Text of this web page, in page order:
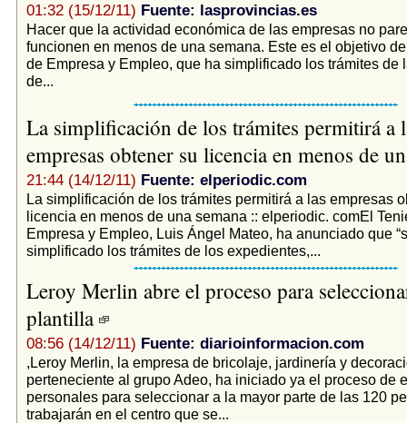
01:32 (15/12/11) Fuente: lasprovincias.es
Hacer que la actividad económica de las empresas no
funcionen en menos de una semana. Este es el objetivo
de Empresa y Empleo, que ha simplificado los trámites de
de...
La simplificación de los trámites permitirá a
empresas obtener su licencia en menos de
21:44 (14/12/11) Fuente: elperiodic.com
La simplificación de los trámites permitirá a las empresas
licencia en menos de una semana :: elperiodic. comEl
Empresa y Empleo, Luis Ángel Mateo, ha anunciado que
simplificado los trámites de los expedientes,...
Leroy Merlin abre el proceso para
plantilla
08:56 (14/12/11) Fuente: diarioinformacion.com
,Leroy Merlin, la empresa de bricolaje, jardinería y
perteneciente al grupo Adeo, ha iniciado ya el proceso de
personales para seleccionar a la mayor parte de las 120
trabajarán en el centro que se...